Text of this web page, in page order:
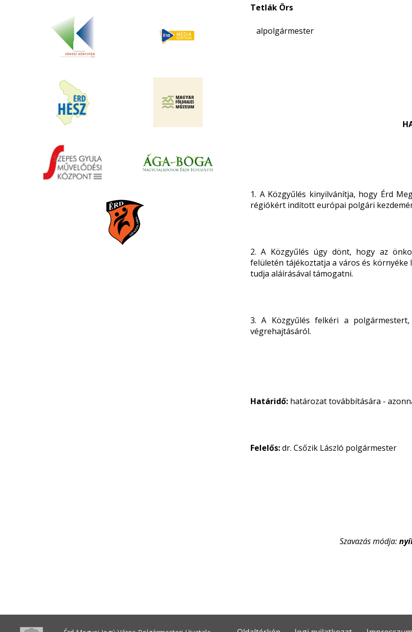
Tetlák Örs
alpolgármester
1. A Közgyűlés kinyilvánítja, hogy Érd
régiókért indított európai polgári
2. A Közgyűlés úgy dönt, hogy az
felületén tájékoztatja a város és környéke
tudja aláírásával támogatni.
3. A Közgyűlés felkéri a
végrehajtásáról.
Határidő: határozat továbbítására -
Felelős:dr. Csőzik László polgármester
Szavazás módja: